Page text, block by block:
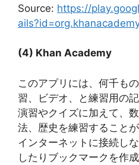
Source: https://
(4) Khan Academy
このアプリには、何千も
習、ビデオ、と練習用の
演習やクイズに加えて、
法、歴史を練習することが
インターネットに接続し
したりブックマークを作